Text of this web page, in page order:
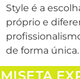
Style é a
próprio e
de forma